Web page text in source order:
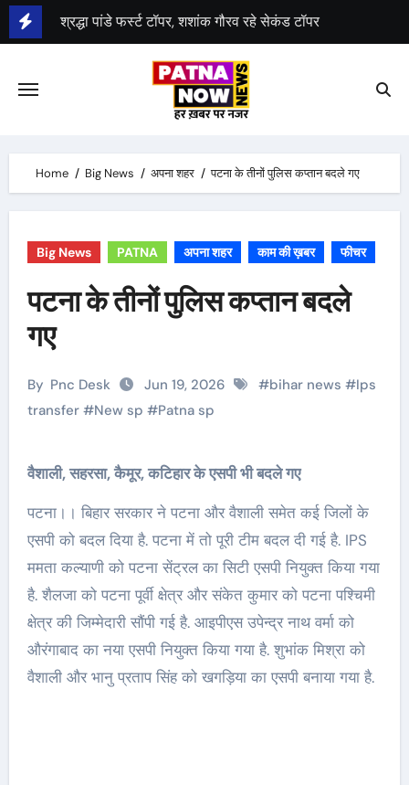
Skip
to
श्रद्धा पांडे फर्स्ट टॉपर, शशांक गौरव रहे सेकंड टॉपर
BPSC 70वीं परीक्षा का रिजल्ट जारी, 2027 अभ्यर्थी सफल
Home Big News अपना शहर पटना के तीनों पुलिस कप्तान बदले गए
Big News PATNA अपना शहर काम की ख़बर फीचर
पटना के तीनों पुलिस कप्तान बदले
गए
By Pnc Desk Jun 19, 2026 #bihar news #Ips
transfer#New sp #Patna sp
वैशाली, सहरसा, कैमूर, कटिहार के एसपी भी बदले गए
पटना।। बिहार सरकार ने पटना और वैशाली समेत कई जिलों के
एसपी को बदल दिया है. पटना में तो पूरी टीम बदल दी गई है. IPS
ममता कल्याणी को पटना सेंट्रल का सिटी एसपी नियुक्त किया गया
है. शैलजा को पटना पूर्वी क्षेत्र और संकेत कुमार को पटना पश्चिमी
क्षेत्र की जिम्मेदारी सौंपी गई है. आइपीएस उपेन्द्र नाथ वर्मा को
औरंगाबाद का नया एसपी नियुक्त किया गया है. शुभांक मिश्रा को
वैशाली और भानु प्रताप सिंह को खगड़िया का एसपी बनाया गया है.